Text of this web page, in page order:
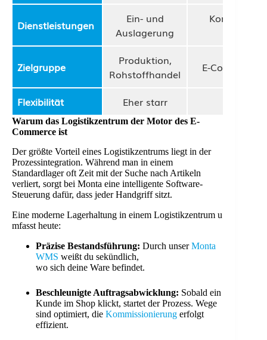
Dienstleistungen
Ein- und
Auslagerung
Zielgruppe
Produktion,
Rohstoffhandel
E-
Flexibilität Eher starr
Warum das Logistikzentrum der Motor des E-
Commerce ist
Der größte Vorteil eines Logistikzentrums liegt in der
Prozessintegration. Während man in einem
Standardlager oft Zeit mit der Suche nach Artikeln
verliert, sorgt bei Monta eine intelligente Software-
Steuerung dafür, dass jeder Handgriff sitzt.
Eine moderne Lagerhaltung in einem Logistikzentrum u
mfasst heute:
Präzise Bestandsführung: Durch unserMonta
WMS weißt du sekündlich,
wo sich deine Ware befindet.
Beschleunigte Auftragsabwicklung: Sobald ein
Kunde im Shop klickt, startet der Prozess. Wege
sind optimiert, die Kommissionierung erfolgt
effizient.